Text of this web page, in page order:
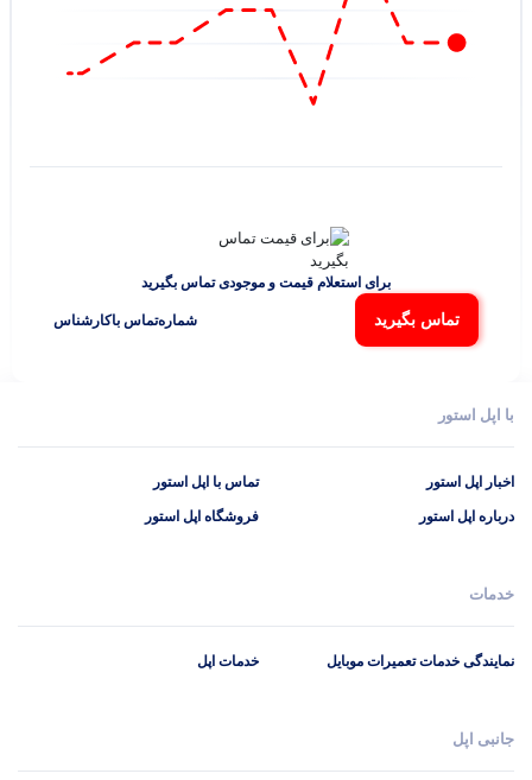
برای استعلام قیمت و موجودی تماس بگیرید
تماس بگیرید شماره‌تماس‌ با‌کارشناس
با اپل استور
اخبار اپل استور
درباره اپل استور
تماس با اپل استور
فروشگاه اپل استور
خدمات
نمایندگی خدمات تعمیرات موبایل خدمات اپل
جانبی اپل